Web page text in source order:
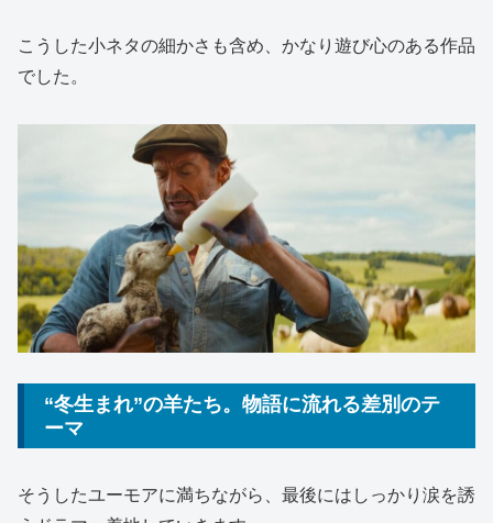
こうした小ネタの細かさも含め、かなり遊び心のある作品
でした。
“冬生まれ”の羊たち。物語に流れる差別のテ
ーマ
そうしたユーモアに満ちながら、最後にはしっかり涙を誘